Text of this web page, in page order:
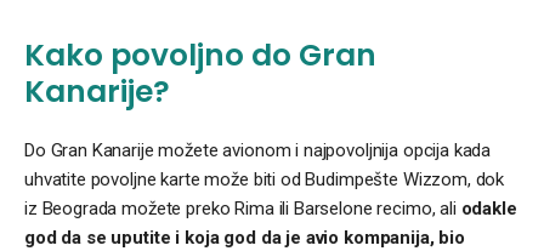
Kako povoljno do Gran
Kanarije?
Do Gran Kanarije možete avionom i najpovoljnija opcija kada
uhvatite povoljne karte može biti od Budimpešte Wizzom, dok
iz Beograda možete preko Rima ili Barselone recimo, ali odakle
god da se uputite i koja god da je avio kompanija, bio